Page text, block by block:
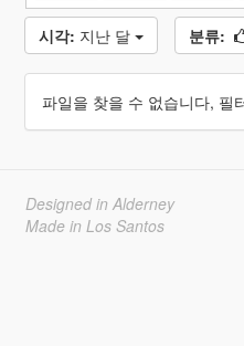
시각: 지난 달 분류:
파일을 찾을 수 없습니다, 필
Designed in Alderney
Made in Los Santos